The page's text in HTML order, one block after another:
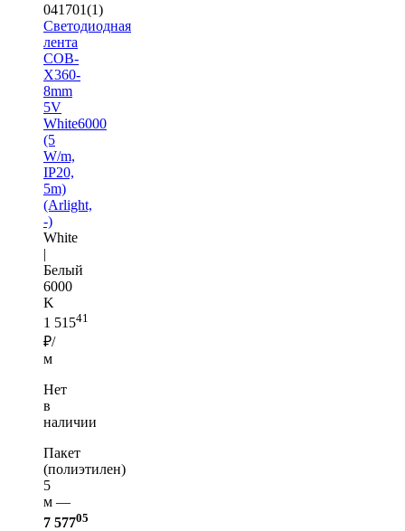
041701(1)
Светодиодная
лента
COB-
X360-
8mm
5V
White6000
(5
W/m,
IP20,
5m)
(Arlight,
-)
White
|
Белый
6000
K
1 51541
₽/
м
Нет
в
наличии
Пакет
(полиэтилен)
5
м —
7 57705